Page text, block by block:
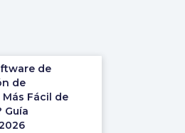
de
de
Fácil de
Guía